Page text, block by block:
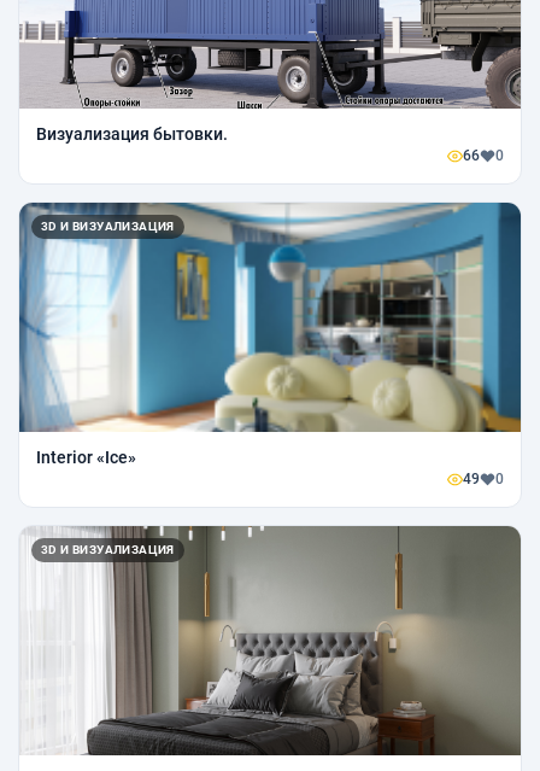
Визуализация бытовки.
66 0
3D И ВИЗУАЛИЗАЦИЯ
Interior «Ice»
49 0
3D И ВИЗУАЛИЗАЦИЯ